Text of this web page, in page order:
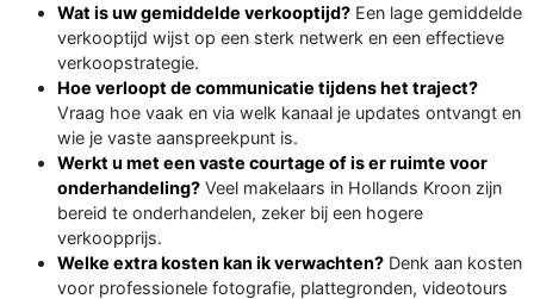
Wat is uw gemiddelde verkooptijd? Een lage gemiddelde
verkooptijd wijst op een sterk netwerk en een effectieve
verkoopstrategie.
Hoe verloopt de communicatie tijdens het traject?
Vraag hoe vaak en via welk kanaal je updates ontvangt en
wie je vaste aanspreekpunt is.
Werkt u met een vaste courtage of is er ruimte voor
onderhandeling? Veel makelaars in Hollands Kroon zijn
bereid te onderhandelen, zeker bij een hogere
verkoopprijs.
Welke extra kosten kan ik verwachten? Denk aan kosten
voor professionele fotografie, plattegronden, videotours